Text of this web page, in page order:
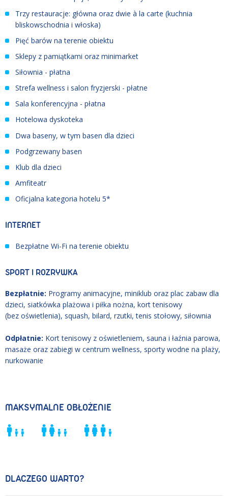
Trzy restauracje: główna oraz dwie à la carte (kuchnia
bliskowschodnia i włoska)
Pięć barów na terenie obiektu
Sklepy z pamiątkami oraz minimarket
Siłownia - płatna
Strefa wellness i salon fryzjerski - płatne
Sala konferencyjna - płatna
Hotelowa dyskoteka
Dwa baseny, w tym basen dla dzieci
Podgrzewany basen
Klub dla dzieci
Amfiteatr
Oficjalna kategoria hotelu 5*
INTERNET
Bezpłatne Wi-Fi na terenie obiektu
SPORT I ROZRYWKA
Bezpłatnie: Programy animacyjne, miniklub oraz plac zabaw dla
dzieci, siatkówka plażowa i piłka nożna, kort tenisowy
(bez oświetlenia), squash, bilard, rzutki, tenis stołowy, siłownia
Odpłatnie: Kort tenisowy z oświetleniem, sauna i łaźnia parowa,
masaże oraz zabiegi w centrum wellness, sporty wodne na plaży,
nurkowanie
MAKSYMALNE OBŁOŻENIE
DLACZEGO WARTO?